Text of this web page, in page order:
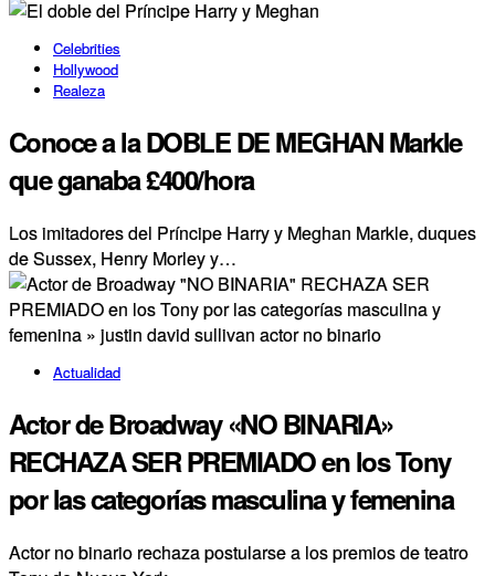
Celebrities
Hollywood
Realeza
Conoce a la DOBLE DE MEGHAN Markle
que ganaba £400/hora
Los imitadores del Príncipe Harry y Meghan Markle, duques
de Sussex, Henry Morley y…
Actualidad
Actor de Broadway «NO BINARIA»
RECHAZA SER PREMIADO en los Tony
por las categorías masculina y femenina
Actor no binario rechaza postularse a los premios de teatro